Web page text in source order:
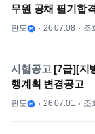
무원 공채 필기합
판도 26.07.08 조
시험공고 [7급][지
행계획 변경공고
판도 26.07.01 조